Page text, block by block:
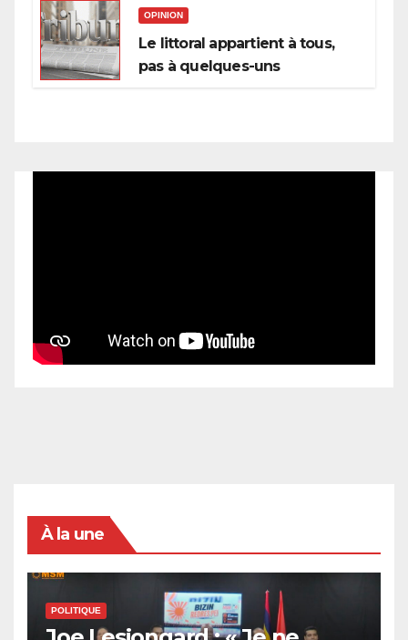
OPINION
Le littoral appartient à tous,
pas à quelques-uns
À la une
POLITIQUE